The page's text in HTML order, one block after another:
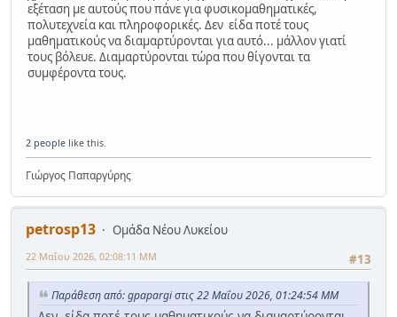
εξέταση με αυτούς που πάνε για φυσικομαθηματικές,
πολυτεχνεία και πληροφορικές. Δεν είδα ποτέ τους
μαθηματικούς να διαμαρτύρονται για αυτό... μάλλον γιατί
τους βόλευε. Διαμαρτύρονται τώρα που θίγονται τα
συμφέροντα τους.
2 people like this.
Γιώργος Παπαργύρης
petrosp13
Ομάδα Νέου Λυκείου
#13
22 Μαΐου 2026, 02:08:11 ΜΜ
Παράθεση από: gpapargi στις 22 Μαΐου 2026, 01:24:54 ΜΜ